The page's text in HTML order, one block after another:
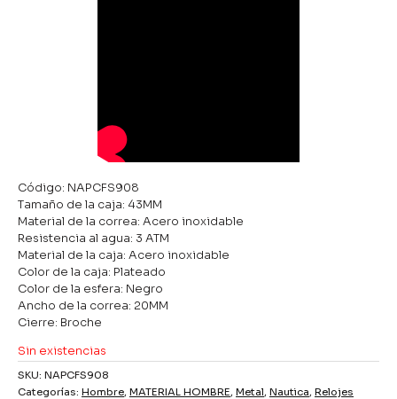
Código: NAPCFS908
Tamaño de la caja: 43MM
Material de la correa: Acero inoxidable
Resistencia al agua: 3 ATM
Material de la caja: Acero inoxidable
Color de la caja: Plateado
Color de la esfera: Negro
Ancho de la correa: 20MM
Cierre: Broche
Sin existencias
SKU: NAPCFS908
Categorías: Hombre, MATERIAL HOMBRE, Metal, Nautica, Relojes